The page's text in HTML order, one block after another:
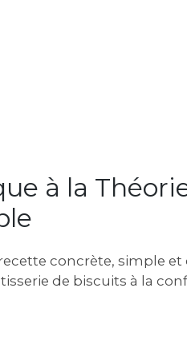
à la
concrète, simple et
de biscuits à la